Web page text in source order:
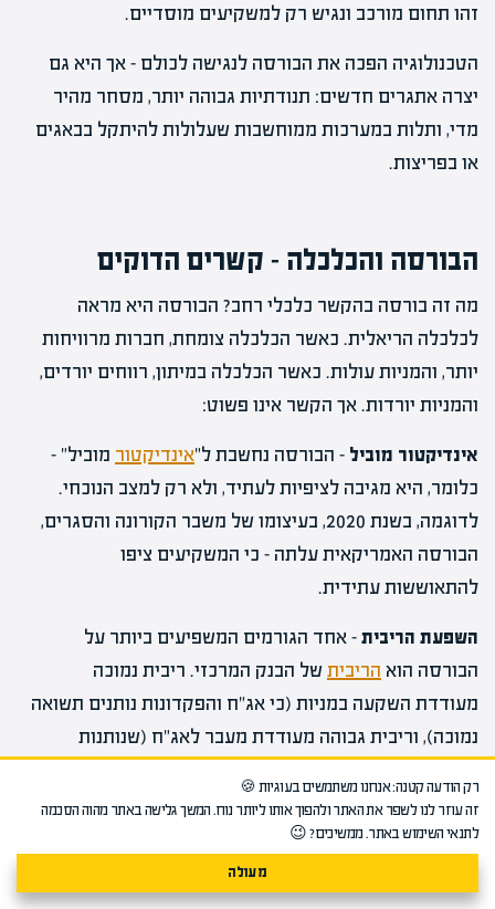
זהו תחום מורכב ונגיש רק למשקיעים מוסדיים.
הטכנולוגיה הפכה את הבורסה לנגישה לכולם – אך היא גם
יצרה אתגרים חדשים: תנודתיות גבוהה יותר, מסחר מהיר
מדי, ותלות במערכות ממוחשבות שעלולות להיתקל בבאגים
או בפריצות.
הבורסה והכלכלה – קשרים הדוקים
מה זה בורסה בהקשר כלכלי רחב? הבורסה היא מראה
לכלכלה הריאלית. כאשר הכלכלה צומחת, חברות מרוויחות
יותר, והמניות עולות. כאשר הכלכלה במיתון, רווחים יורדים,
והמניות יורדות. אך הקשר אינו פשוט:
אינדיקטור מוביל – הבורסה נחשבת ל"אינדיקטור מוביל" –
כלומר, היא מגיבה לציפיות לעתיד, ולא רק למצב הנוכחי.
לדוגמה, בשנת 2020, בעיצומו של משבר הקורונה והסגרים,
הבורסה האמריקאית עלתה – כי המשקיעים ציפו
להתאוששות עתידית.
השפעת הריבית– אחד הגורמים המשפיעים ביותר על
הבורסה הוא הריביתשל הבנק המרכזי. ריבית נמוכה
מעודדת השקעה במניות (כי אג"ח והפקדונות נותנים תשואה
נמוכה), וריבית גבוהה מעודדת מעבר לאג"ח (שנותנות
השפעת אינפלציה–אינפלציה גבוהה פוגעת במניות בטווח
הקצר (כי היא מייקרת עלויות ומפחיתה רווחים), אך לטווח
רק הודעה קטנה: אנחנו משתמשים בעוגיות 🍪
זה עוזר לנו לשפר את האתר ולהפוך אותו ליותר נוח. המשך גלישה באתר מהוה הסכמה
לתנאי השימוש באתר. ממשיכים? 😉
מעולה